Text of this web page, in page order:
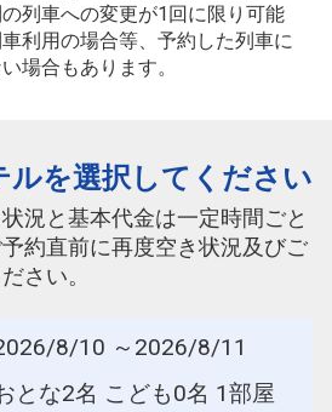
列車への変更が1回に限り可能
利用の場合等、予約した列車に
場合もあります。
ルを選択してください
況と基本代金は一定時間ごと
約直前に再度空き状況及びご
さい。
8/10 ～2026/8/11
とな2名 こども0名 1部屋